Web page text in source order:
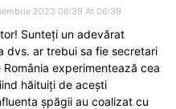
2023 06:39 At 06:39
Sunteți un adevărat
dvs. ar trebui sa fie secretari
experimentează cea
hăituiți de acești
șpăgii au coalizat cu